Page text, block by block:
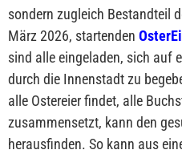
sondern zugleich Bestandteil
März 2026, startenden
sind alle eingeladen, sich auf
durch die Innenstadt zu
alle Ostereier findet, alle
zusammensetzt, kann den
herausfinden. So kann aus